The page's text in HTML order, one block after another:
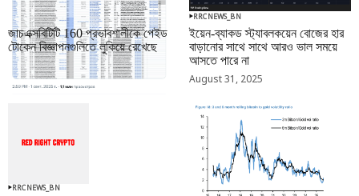
RRCNEWS_BN
জাচএক্সবিটিটি 160 প্রভাবশালীকে পেইড
টোকেন বিজ্ঞাপনগুলিতে লুকিয়ে রেখেছে
September 01, 2025
RRCNEWS_BN
ইয়েন-ব্যাকড স্ট্যাবলকয়েন বোজের হার
বাড়ানোর সাথে সাথে আরও ভাল সময়ে
আসতে পারে না
August 31, 2025
RRCNEWS_BN RRCNEWS_BN